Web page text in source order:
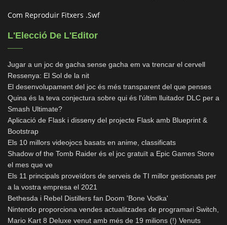
Com Reproduir Fitxers .swf
L'Elecció De L'Editor
Jugar a un joc de gacha sense gacha em va trencar el cervell
Ressenya: El Sol de la nit
El desenvolupament del joc és més transparent del que penses
Quina és la teva conjectura sobre qui és l'últim lluitador DLC per a
Smash Ultimate?
Aplicació de Flask i disseny del projecte Flask amb Blueprint &
Bootstrap
Els 10 millors videojocs basats en anime, classificats
Shadow of the Tomb Raider és el joc gratuït a Epic Games Store
el mes que ve
Els 11 principals proveïdors de serveis de TI millor gestionats per
a la vostra empresa el 2021
Bethesda i Rebel Distillers fan Doom 'Bone Vodka'
Nintendo proporciona vendes actualitzades de programari Switch,
Mario Kart 8 Deluxe venut amb més de 19 milions (!) Venuts